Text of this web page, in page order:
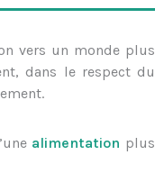
vers un monde plus
dans le respect du
alimentation plus